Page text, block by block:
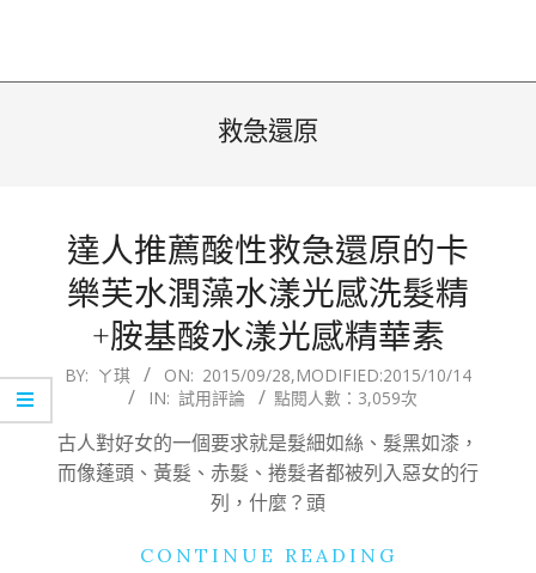
救急還原
達人推薦酸性救急還原的卡
樂芙水潤藻水漾光感洗髮精
+胺基酸水漾光感精華素
2015-
28
BY: ㄚ琪 ON: 2015/09/28,MODIFIED:2015/10/14
IN: 試用評論 點閱人數：3,059次
古人對好女的一個要求就是髮細如絲、髮黑如漆，
而像蓬頭、黃髮、赤髮、捲髮者都被列入惡女的行
列，什麼？頭
CONTINUE READING